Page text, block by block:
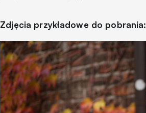
Zdjęcia przykładowe do pobrania: